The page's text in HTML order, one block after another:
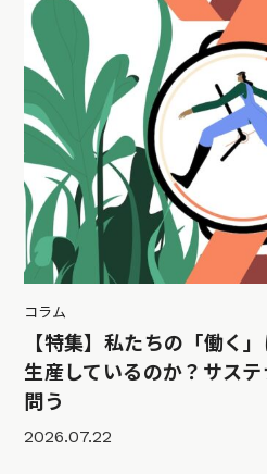
コラム
【特集】私たちの「働く
生産しているのか？サス
問う
2026.07.22